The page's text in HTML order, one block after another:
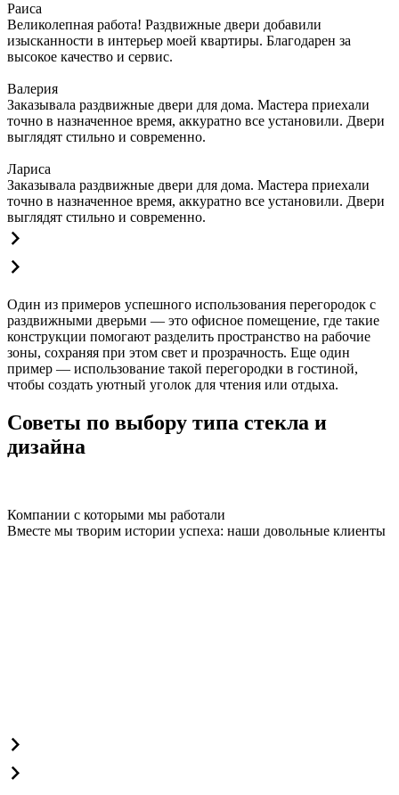
Раиса
Великолепная работа! Раздвижные двери добавили
изысканности в интерьер моей квартиры. Благодарен за
высокое качество и сервис.
Валерия
Заказывала раздвижные двери для дома. Мастера приехали
точно в назначенное время, аккуратно все установили. Двери
выглядят стильно и современно.
Лариса
Заказывала раздвижные двери для дома. Мастера приехали
точно в назначенное время, аккуратно все установили. Двери
выглядят стильно и современно.
Один из примеров успешного использования перегородок с
раздвижными дверьми — это офисное помещение, где такие
конструкции помогают разделить пространство на рабочие
зоны, сохраняя при этом свет и прозрачность. Еще один
пример — использование такой перегородки в гостиной,
чтобы создать уютный уголок для чтения или отдыха.
Советы по выбору типа стекла и
дизайна
Компании с которыми мы работали
Вместе мы творим истории успеха: наши довольные клиенты